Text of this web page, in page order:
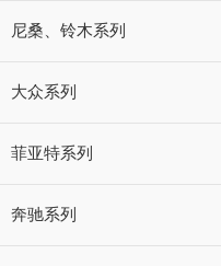
尼桑、铃木系列
大众系列
菲亚特系列
奔驰系列